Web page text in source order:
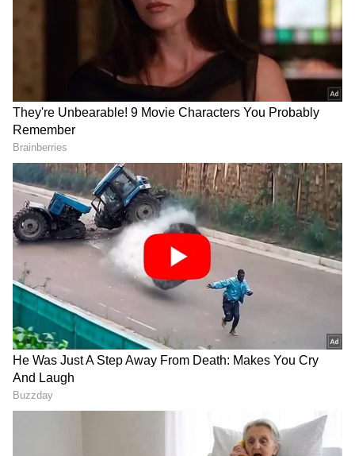
ಕೇವಲ ಕೇಂದ್ರ ಸರ್ಕಾರದ ಯೋಜನೆಗಳು ಮಾತ್ರ ರಾಜ್ಯದಲ್ಲಿ
ತ್ವರಿತಗತಿಯಲ್ಲಿ ಸಾಗುತ್ತಿವೆ. ರಾಜ್ಯದ ಕಾಂಗ್ರೆಸ್ ಸರ್ಕಾರದ
ಗಮನ ಏನಿದ್ದರೂ ಭ್ರಷ್ಟಾಚಾರದ ಕಡೆಗೆ ಮಾತ್ರ ಎಂದು
ತಿಳಿಸಿದರು. ಬೆಂಗಳೂರು ಮೂಲದ ರಕ್ಷಣಾ ಉದ್ಯಮ
ಎಚ್‌ಎಎಲ್‌ಗೆ ಸಂಬಂಧಿಸಿದಂತೆ ದೇಶಾದ್ಯಂತ ಮೋದಿ
DOWNLOAD APP
ಕರ್ನಾಟಕ, ಭಾರತ (India News) ಮತ್ತು ಜಗತ್ತಿನ
ಕ್ಷಣಕ್ಷಣದ ಕನ್ನಡ ಸುದ್ದಿ (Kannada News)
ಅಪ್ಡೇಟ್‌ಗಳಿಗಾಗಿ ಏಷ್ಯಾನೆಟ್ ಸುವರ್ಣ ನ್ಯೂಸ್‌ ಫಾಲೋ
ಮಾಡಿ. ಬ್ರೇಕಿಂಗ್ ಸುದ್ದಿ (
Latest Kannada News),
ವಿಶೇಷ ವರದಿಗಳು ಮತ್ತು ನೇರ ಪ್ರಸಾರಗಳೊಂದಿಗೆ
(kannada news live) ಸಂಪೂರ್ಣ ಮಾಹಿತಿ ಒಂದೇ
ಕ್ಲಿಕ್‌ನಲ್ಲಿ ಲಭ್ಯ. ಏಷ್ಯಾನೆಟ್ ಸುವರ್ಣ ನ್ಯೂಸ್ ಅಧಿಕೃತ
ಆ್ಯಪ್ ಡೌನ್‌ಲೋಡ್ ಮಾಡಿ ಹಾಗು ಎಲ್ಲಾ ಅಪ್‌ಡೇಟ್
ಗಳನ್ನು ಪಡೆಯಿರಿ.